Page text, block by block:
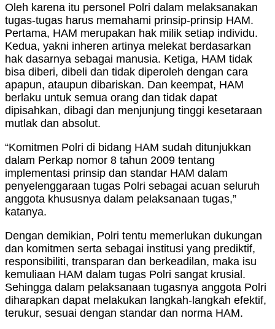
Oleh karena itu personel Polri dalam melaksanakan
tugas-tugas harus memahami prinsip-prinsip HAM.
Pertama, HAM merupakan hak milik setiap individu.
Kedua, yakni inheren artinya melekat berdasarkan
hak dasarnya sebagai manusia. Ketiga, HAM tidak
bisa diberi, dibeli dan tidak diperoleh dengan cara
apapun, ataupun dibariskan. Dan keempat, HAM
berlaku untuk semua orang dan tidak dapat
dipisahkan, dibagi dan menjunjung tinggi kesetaraan
mutlak dan absolut.
“Komitmen Polri di bidang HAM sudah ditunjukkan
dalam Perkap nomor 8 tahun 2009 tentang
implementasi prinsip dan standar HAM dalam
penyelenggaraan tugas Polri sebagai acuan seluruh
anggota khususnya dalam pelaksanaan tugas,”
katanya.
Dengan demikian, Polri tentu memerlukan dukungan
dan komitmen serta sebagai institusi yang prediktif,
responsibiliti, transparan dan berkeadilan, maka isu
kemuliaan HAM dalam tugas Polri sangat krusial.
Sehingga dalam pelaksanaan tugasnya anggota Polri
diharapkan dapat melakukan langkah-langkah efektif,
terukur, sesuai dengan standar dan norma HAM.